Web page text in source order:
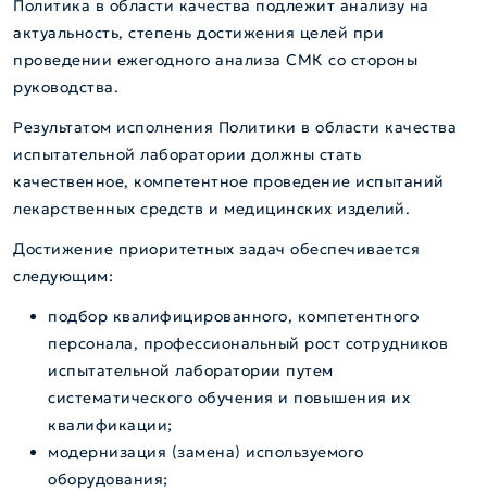
Политика в области качества подлежит анализу на
актуальность, степень достижения целей при
проведении ежегодного анализа СМК со стороны
руководства.
Результатом исполнения Политики в области качества
испытательной лаборатории должны стать
качественное, компетентное проведение испытаний
лекарственных средств и медицинских изделий.
Достижение приоритетных задач обеспечивается
следующим:
подбор квалифицированного, компетентного
персонала, профессиональный рост сотрудников
испытательной лаборатории путем
систематического обучения и повышения их
квалификации;
модернизация (замена) используемого
оборудования;